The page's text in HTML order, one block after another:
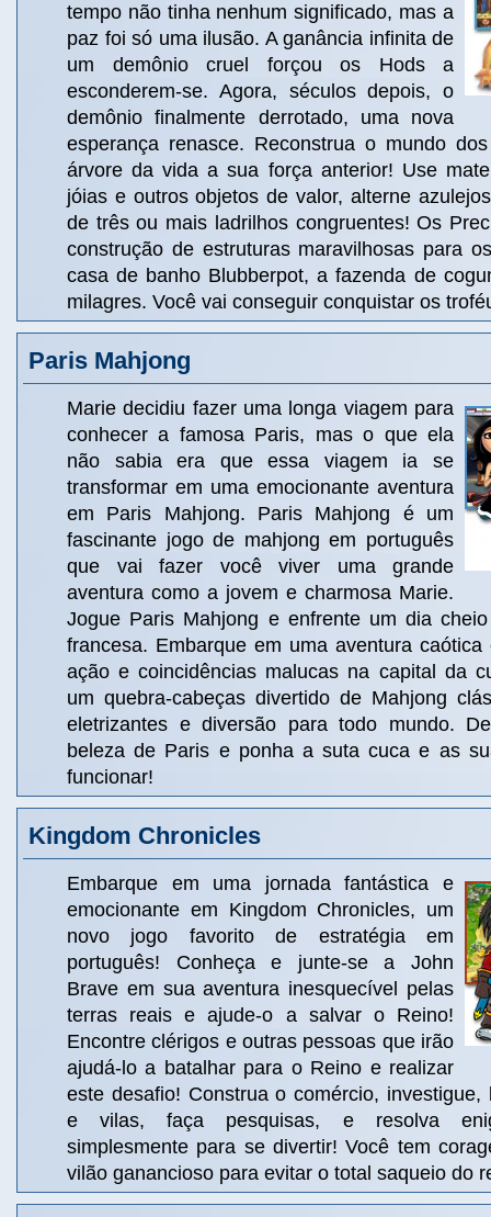
tempo não tinha nenhum significado, mas a
paz foi só uma ilusão. A ganância infinita de
um demônio cruel forçou os Hods a
esconderem-se. Agora, séculos depois, o
demônio finalmente derrotado, uma nova
esperança renasce. Reconstrua o mundo
árvore da vida a sua força anterior! Use
jóias e outros objetos de valor, alterne
de três ou mais ladrilhos congruentes! Os
construção de estruturas maravilhosas para
casa de banho Blubberpot, a fazenda de
milagres. Você vai conseguir conquistar os
Paris Mahjong
Marie decidiu fazer uma longa viagem para
conhecer a famosa Paris, mas o que ela
não sabia era que essa viagem ia se
transformar em uma emocionante aventura
em Paris Mahjong. Paris Mahjong é um
fascinante jogo de mahjong em português
que vai fazer você viver uma grande
aventura como a jovem e charmosa Marie.
Jogue Paris Mahjong e enfrente um dia
francesa. Embarque em uma aventura
ação e coincidências malucas na capital da
um quebra-cabeças divertido de Mahjong
eletrizantes e diversão para todo mundo.
beleza de Paris e ponha a suta cuca e as
funcionar!
Kingdom Chronicles
Embarque em uma jornada fantástica e
emocionante em Kingdom Chronicles, um
novo jogo favorito de estratégia em
português! Conheça e junte-se a John
Brave em sua aventura inesquecível pelas
terras reais e ajude-o a salvar o Reino!
Encontre clérigos e outras pessoas que irão
ajudá-lo a batalhar para o Reino e realizar
este desafio! Construa o comércio, investigue,
e vilas, faça pesquisas, e resolva
simplesmente para se divertir! Você tem
vilão ganancioso para evitar o total saqueio do